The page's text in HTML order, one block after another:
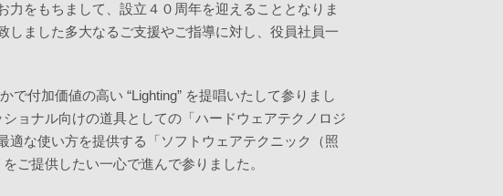
をもちまして、設立４０周年を迎えることとなりま
しました多大なるご支援やご指導に対し、役員社員一
で付加価値の高い “Lighting” を提唱いたして参りまし
ョナル向けの道具としての「ハードウェアテクノロジ
な使い方を提供する「ソフトウェアテクニック（照
ご提供したい一心で進んで参りました。